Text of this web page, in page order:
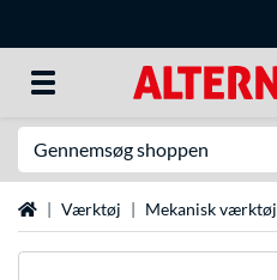
StartsideVærktøj Mekanisk værktøj